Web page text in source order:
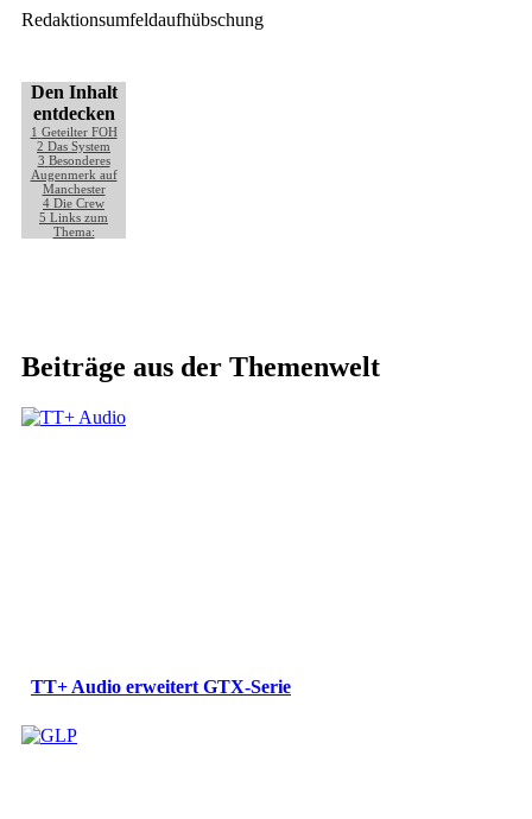
Redaktionsumfeldaufhübschung
Den Inhalt
entdecken
1 Geteilter FOH
2 Das System
3 Besonderes
Augenmerk auf
Manchester
4 Die Crew
5 Links zum
Thema:
Beiträge aus der Themenwelt
TT+ Audio erweitert GTX-Serie